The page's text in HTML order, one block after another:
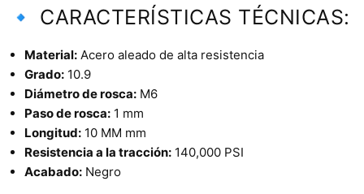
🔹 CARACTERÍSTICAS TÉCNICAS:
Material: Acero aleado de alta resistencia
Grado: 10.9
Diámetro de rosca: M6
Paso de rosca: 1 mm
Longitud: 10 MM mm
Resistencia a la tracción: 140,000 PSI
Acabado: Negro